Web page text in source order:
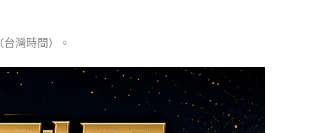
灣時間）。